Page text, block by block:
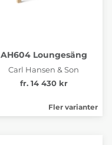
AH604 Loungesäng
Carl Hansen & Son
fr. 14 430 kr
Fler varianter